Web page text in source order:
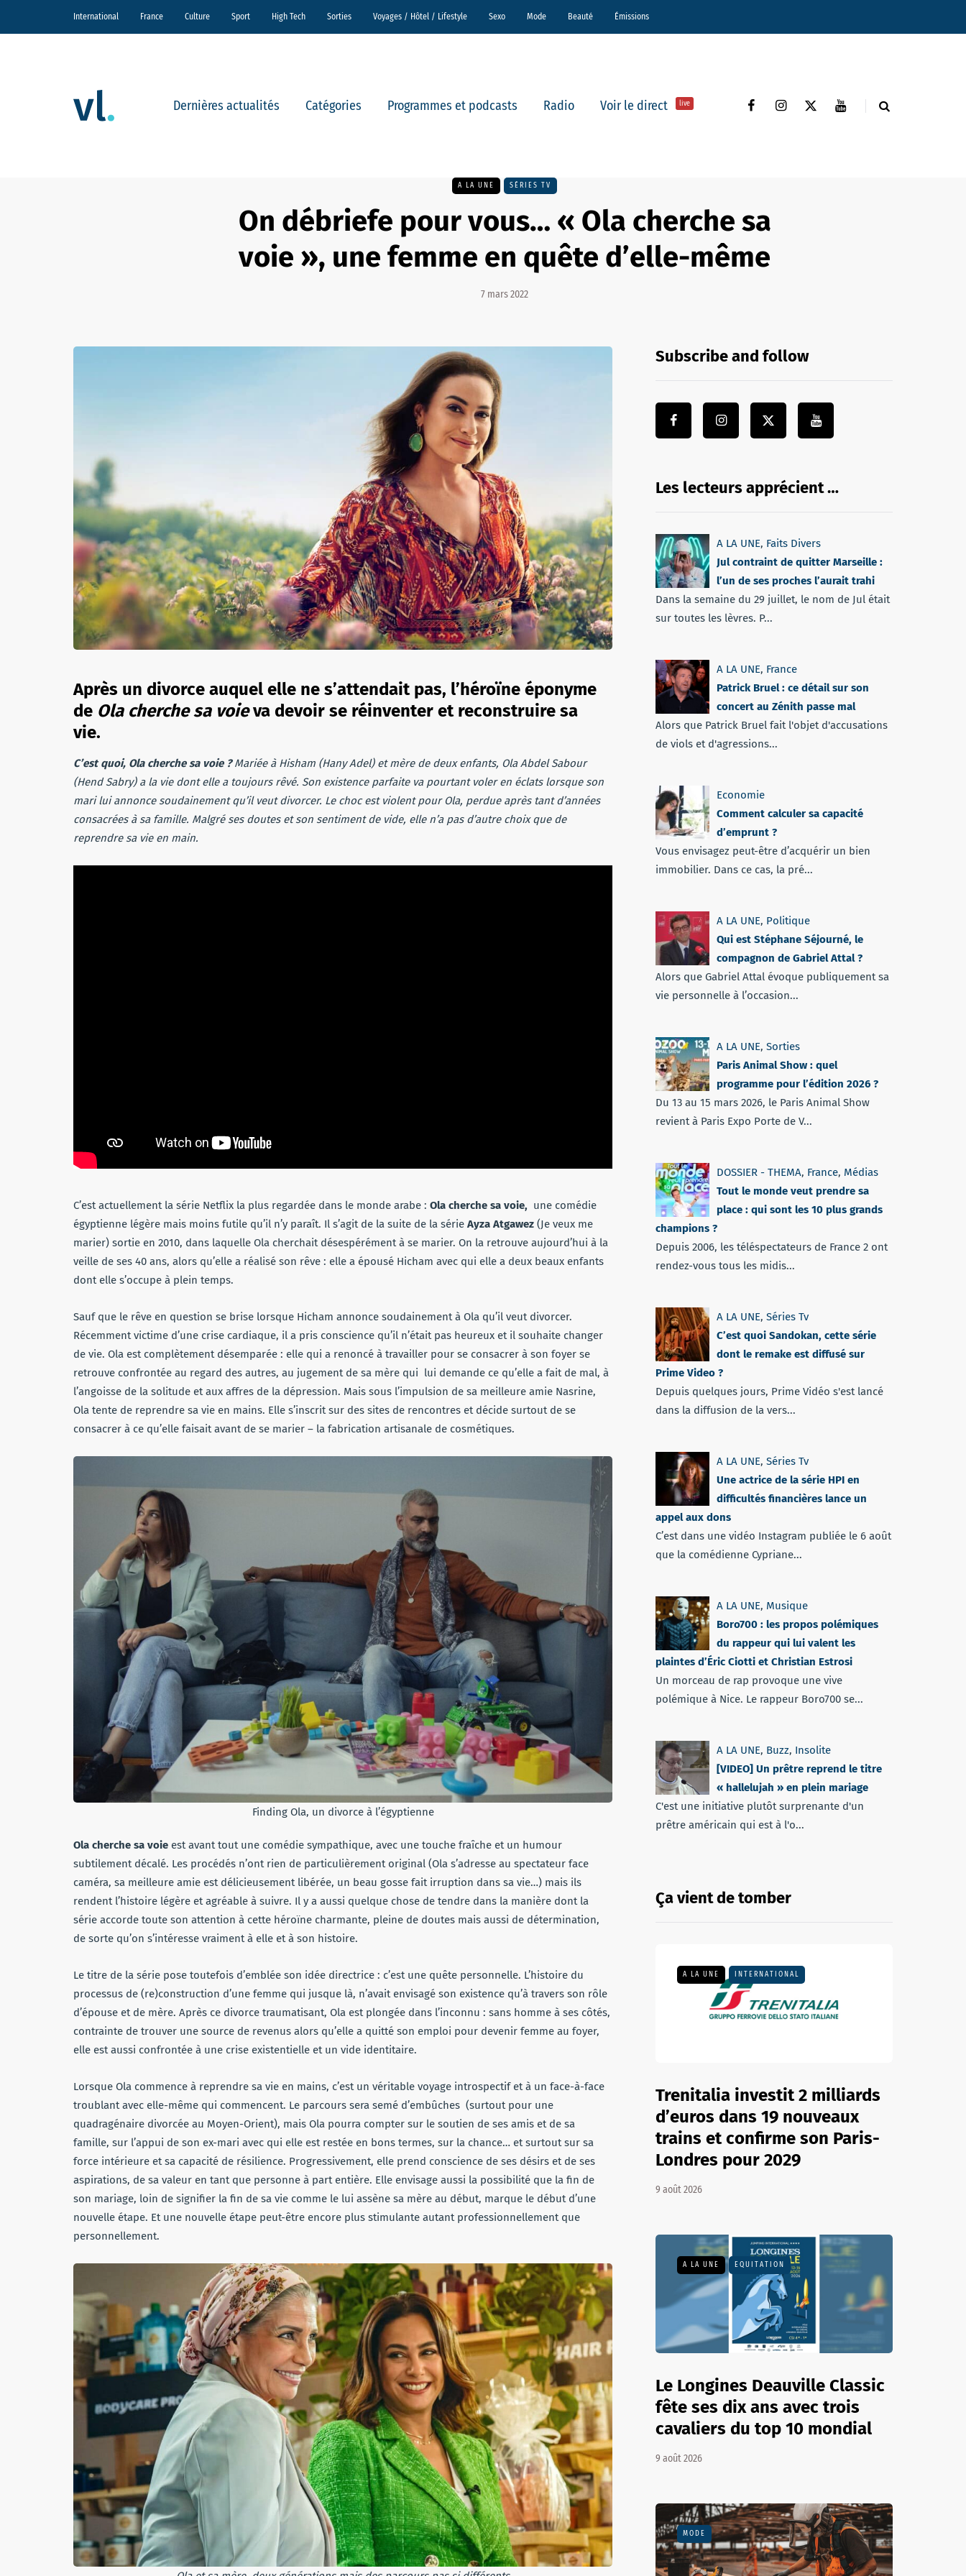
International France Culture Sport High Tech Sorties Voyages / Hôtel / Lifestyle Sexo Mode Beauté Émissions
Dernières actualités Catégories Programmes et podcasts Radio Voir le direct live
A LA UNE SÉRIES TV
On débriefe pour vous… « Ola cherche sa
voie », une femme en quête d’elle-même
7 mars 2022
Après un divorce auquel elle ne s’attendait pas, l’héroïne éponyme
de Ola cherche sa voieva devoir se réinventer et reconstruire sa
vie.
C’est quoi, Ola cherche sa voie ?Mariée à Hisham (Hany Adel) et mère de deux enfants, Ola Abdel Sabour
(Hend Sabry) a la vie dont elle a toujours rêvé. Son existence parfaite va pourtant voler en éclats lorsque son
mari lui annonce soudainement qu’il veut divorcer. Le choc est violent pour Ola, perdue après tant d’années
consacrées à sa famille. Malgré ses doutes et son sentiment de vide, elle n’a pas d’autre choix que de
reprendre sa vie en main.
C’est actuellement la série Netflix la plus regardée dans le monde arabe : Ola cherche sa voie, une comédie
égyptienne légère mais moins futile qu’il n’y paraît. Il s’agit de la suite de la série Ayza Atgawez (Je veux me
marier) sortie en 2010, dans laquelle Ola cherchait désespérément à se marier. On la retrouve aujourd’hui à la
veille de ses 40 ans, alors qu’elle a réalisé son rêve : elle a épousé Hicham avec qui elle a deux beaux enfants
dont elle s’occupe à plein temps.
Sauf que le rêve en question se brise lorsque Hicham annonce soudainement à Ola qu’il veut divorcer.
Récemment victime d’une crise cardiaque, il a pris conscience qu’il n’était pas heureux et il souhaite changer
de vie. Ola est complètement désemparée : elle qui a renoncé à travailler pour se consacrer à son foyer se
retrouve confrontée au regard des autres, au jugement de sa mère qui lui demande ce qu’elle a fait de mal, à
l’angoisse de la solitude et aux affres de la dépression. Mais sous l’impulsion de sa meilleure amie Nasrine,
Ola tente de reprendre sa vie en mains. Elle s’inscrit sur des sites de rencontres et décide surtout de se
consacrer à ce qu’elle faisait avant de se marier – la fabrication artisanale de cosmétiques.
Finding Ola, un divorce à l’égyptienne
Ola cherche sa voie est avant tout une comédie sympathique, avec une touche fraîche et un humour
subtilement décalé. Les procédés n’ont rien de particulièrement original (Ola s’adresse au spectateur face
caméra, sa meilleure amie est délicieusement libérée, un beau gosse fait irruption dans sa vie…) mais ils
rendent l’histoire légère et agréable à suivre. Il y a aussi quelque chose de tendre dans la manière dont la
série accorde toute son attention à cette héroïne charmante, pleine de doutes mais aussi de détermination,
de sorte qu’on s’intéresse vraiment à elle et à son histoire.
Le titre de la série pose toutefois d’emblée son idée directrice : c’est une quête personnelle. L’histoire du
processus de (re)construction d’une femme qui jusque là, n’avait envisagé son existence qu’à travers son rôle
d’épouse et de mère. Après ce divorce traumatisant, Ola est plongée dans l’inconnu : sans homme à ses côtés,
contrainte de trouver une source de revenus alors qu’elle a quitté son emploi pour devenir femme au foyer,
elle est aussi confrontée à une crise existentielle et un vide identitaire.
Lorsque Ola commence à reprendre sa vie en mains, c’est un véritable voyage introspectif et à un face-à-face
troublant avec elle-même qui commencent. Le parcours sera semé d’embûches (surtout pour une
quadragénaire divorcée au Moyen-Orient), mais Ola pourra compter sur le soutien de ses amis et de sa
famille, sur l’appui de son ex-mari avec qui elle est restée en bons termes, sur la chance… et surtout sur sa
force intérieure et sa capacité de résilience. Progressivement, elle prend conscience de ses désirs et de ses
aspirations, de sa valeur en tant que personne à part entière. Elle envisage aussi la possibilité que la fin de
son mariage, loin de signifier la fin de sa vie comme le lui assène sa mère au début, marque le début d’une
nouvelle étape. Et une nouvelle étape peut-être encore plus stimulante autant professionnellement que
personnellement.
Subscribe and follow
Les lecteurs apprécient …
A LA UNE, Faits Divers
Jul contraint de quitter Marseille :
l’un de ses proches l’aurait trahi
Dans la semaine du 29 juillet, le nom de Jul était
sur toutes les lèvres. P...
A LA UNE, France
Patrick Bruel : ce détail sur son
concert au Zénith passe mal
Alors que Patrick Bruel fait l'objet d'accusations
de viols et d'agressions...
Economie
Comment calculer sa capacité
d’emprunt ?
Vous envisagez peut-être d’acquérir un bien
immobilier. Dans ce cas, la pré...
A LA UNE, Politique
Qui est Stéphane Séjourné, le
compagnon de Gabriel Attal ?
Alors que Gabriel Attal évoque publiquement sa
vie personnelle à l’occasion...
A LA UNE, Sorties
Paris Animal Show : quel
programme pour l’édition 2026 ?
Du 13 au 15 mars 2026, le Paris Animal Show
revient à Paris Expo Porte de V...
DOSSIER - THEMA, France, Médias
Tout le monde veut prendre sa
place : qui sont les 10 plus grands
champions ?
Depuis 2006, les téléspectateurs de France 2 ont
rendez-vous tous les midis...
A LA UNE, Séries Tv
C’est quoi Sandokan, cette série
dont le remake est diffusé sur
Prime Video ?
Depuis quelques jours, Prime Vidéo s'est lancé
dans la diffusion de la vers...
A LA UNE, Séries Tv
Une actrice de la série HPI en
difficultés financières lance un
appel aux dons
C’est dans une vidéo Instagram publiée le 6 août
que la comédienne Cypriane...
A LA UNE, Musique
Boro700 : les propos polémiques
du rappeur qui lui valent les
plaintes d’Éric Ciotti et Christian Estrosi
Un morceau de rap provoque une vive
polémique à Nice. Le rappeur Boro700 se...
A LA UNE, Buzz, Insolite
[VIDEO] Un prêtre reprend le titre
« hallelujah » en plein mariage
C'est une initiative plutôt surprenante d'un
prêtre américain qui est à l'o...
Ça vient de tomber
A LA UNE INTERNATIONAL
Trenitalia investit 2 milliards
d’euros dans 19 nouveaux
trains et confirme son Paris-
Londres pour 2029
9 août 2026
A LA UNE EQUITATION
Le Longines Deauville Classic
fête ses dix ans avec trois
cavaliers du top 10 mondial
9 août 2026
MODE